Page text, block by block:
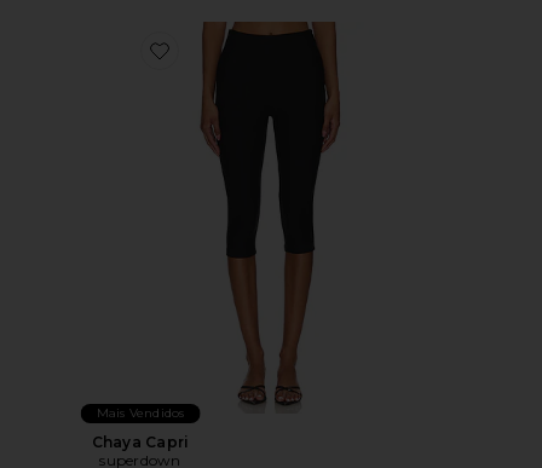
Favorite Chaya Capri
Mais Vendidos
Chaya Capri
superdown